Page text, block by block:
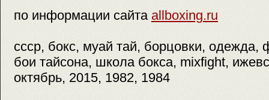
по информации сайта allboxing.ru
ссср, бокс, муай тай, борцовки,
бои тайсона, школа бокса, mixfight,
октябрь, 2015, 1982, 1984